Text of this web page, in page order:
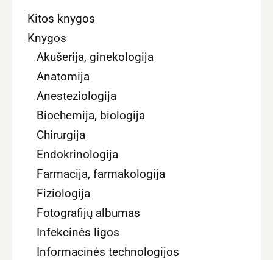
Kitos knygos
Knygos
Akušerija, ginekologija
Anatomija
Anesteziologija
Biochemija, biologija
Chirurgija
Endokrinologija
Farmacija, farmakologija
Fiziologija
Fotografijų albumas
Infekcinės ligos
Informacinės technologijos